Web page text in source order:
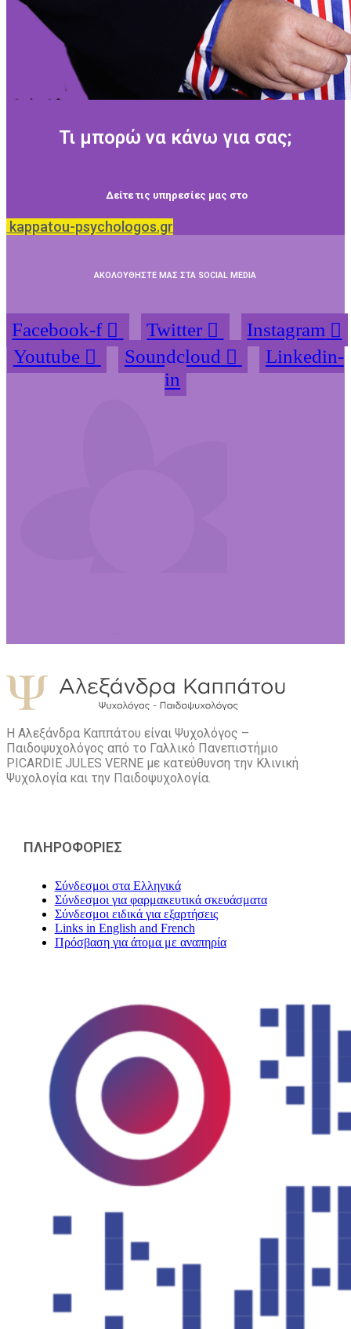
Τι μπορώ να κάνω για σας;
Δείτε τις υπηρεσίες μας στο
kappatou-psychologos.gr
ΑΚΟΛΟΥΘΗΣΤΕ ΜΑΣ ΣΤΑ SOCIAL MEDIA
Facebook-f Twitter
Instagram
Youtube
Soundcloud
Linkedin-
in
Η Αλεξάνδρα Καππάτου είναι Ψυχολόγος –
Παιδοψυχολόγος από το Γαλλικό Πανεπιστήμιο
PICARDIE JULES VERNE με κατεύθυνση την Kλινική
Ψυχολογία και την Παιδοψυχολογία.
ΠΛΗΡΟΦΟΡΙΕΣ
Σύνδεσμοι στα Ελληνικά
Σύνδεσμοι για φαρμακευτικά σκευάσματα
Σύνδεσμοι ειδικά για εξαρτήσεις
Links in English and French
Πρόσβαση για άτομα με αναπηρία